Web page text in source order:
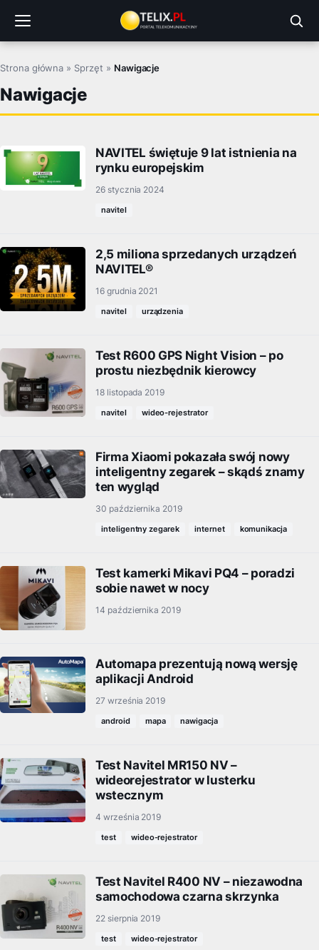
treści
Strona główna » Sprzęt » Nawigacje
Nawigacje
NAVITEL świętuje 9 lat istnienia na
rynku europejskim
26 stycznia 2024
navitel
2,5 miliona sprzedanych urządzeń
NAVITEL®
16 grudnia 2021
navitel urządzenia
Test R600 GPS Night Vision – po
prostu niezbędnik kierowcy
18 listopada 2019
navitel wideo-rejestrator
Firma Xiaomi pokazała swój nowy
inteligentny zegarek – skądś znamy
ten wygląd
30 października 2019
inteligentny zegarek internet komunikacja
Test kamerki Mikavi PQ4 – poradzi
sobie nawet w nocy
14 października 2019
Automapa prezentują nową wersję
aplikacji Android
27 września 2019
android mapa nawigacja
Test Navitel MR150 NV –
wideorejestrator w lusterku
wstecznym
4 września 2019
test wideo-rejestrator
Test Navitel R400 NV – niezawodna
samochodowa czarna skrzynka
22 sierpnia 2019
test wideo-rejestrator